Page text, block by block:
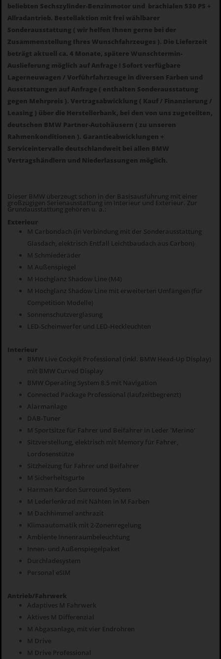
beliebten Sechszylinder-Benzinmotor und brachialen 530 PS +
Allradantrieb. Bestellaktion mit frei wählbarer
Sonderausstattung ( wir helfen Ihnen gerne bei der
Zusammenstellung Ihres Wunschfahrzeuges ). Die Lieferzeit
beträgt aktuell ca. 4 Monate, spätere Wunschtermin-
Auslieferung möglich auf Anfrage ! Sofort verfügbare
Lagerneuwagen / Vorführfahrzeuge in diversen Farben und
Ausstattungen auf Anfrage ( enthalten Sonderausstatung
gegen Mehrpreis ). Vertragsabwicklung ( Kauf / Finanzierung /
Leasing ) über die Herstellerbank, bei den von uns zugeteilten,
deutschen BMW Partner-Autohäusern ( zu unseren
Rahmenkonditionen ). Garantieabwicklungen +
Serviceintervalle deutschlandweit bei allen BMW
Vertragshändlern und Niederlassungen möglich.
Dieser BMW überzeugt schon in der Basisausführung mit einer
großzügigen Serienausstattung im Interieur und Exterieur. Zur
Grundausstattung gehören u. a.:
Exterieur
M Carbondach (in Verbindung mit der Sonderausstattung
Glasdach, elektrisch Entfall Leichtbaudach aus Carbon)
M Schmiederäder
M Außenspiegel
M Hochglanz Shadow Line (M4)
M Hochglanz Shadow Line mit erweiterten Umfängen (für
Competition Modelle)
Sonnenschutzverglasung
LED-Scheinwerfer und LED-Heckleuchten
Interieur
BMW Live Cockpit Professional (inkl. BMW Head-Up Display)
mit BMW Curved Display
BMW Operating System 8.5 mit Navigation
Connected Package Professional (laufzeitbegrenzt)
Alarmanlage
DAB-Tuner
M Sportsitze für Fahrer und Beifahrer in Leder 'Merino'
Sitzverstellung, elektrisch mit Memory für Fahrer,
Lordosenstütze
Sitzheizung für Fahrer und Beifahrer
M Sicherheitsgurte
Harman Kardon Surround System
M Lederlenkrad mit Nähten in M Farben
M Dachhimmel anthrazit
Klimaautomatik mit 2-Zonenregelung
Ambiente Innenraumbeleuchtung
Innen- und Außenspiegelpaket
Durchladesystem
Personal eSIM
Antrieb/Fahrwerk
Adaptives M Fahrwerk
Aktives M Differenzial
M Abgasanlage, mit vier Endrohren
M Drive
M Drive Professional